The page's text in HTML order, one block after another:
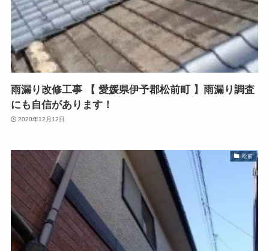
雨漏り改修工事 【 愛媛県伊予郡松前町 】雨漏り調査
にも自信があります！
2020年12月12日
松前